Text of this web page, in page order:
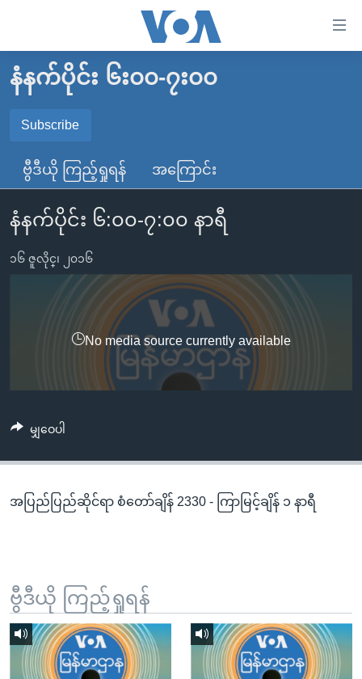
လွယ်ကူ
စေ
သည့်
Link
များ
ပင်မ
အကြောင်းအရာ
သို့
သို့
ရန်
သို့
ကျော်
ရန်
မူလစာမျက်နှာ
နိုင်ငံတကာ
တရုတ်
အစ္စရေး-ပါလက်စတိုင်း
ဗွီဒီယို
ရပ်ဝန်းတခု လမ်းတခု အလွန်
အင်္ဂလိပ်စာလေ့လာမယ်
အမေရိကန်သုံးအီဒီယံ
မကြေးမုံရဲ့ အင်္ဂလိပ်စာ
ရုပ်ရှင်ထဲက အင်္ဂလိပ်စာ
သုတပဒေသာ အင်္ဂလိပ်စာ
အပတ်စဉ်ကဏ္ဍများ
ရေဒီယိုနှင့်ရုပ်သံ အချက်အလက်များ
ရေဒီယို/တီဗွီအစီအစဉ်
Learning English
ဗွီအိုအေ လူမှုကွန်ယက်များ
ဘာသာစကားများ
နံနက်ပိုင်း ၆း၀၀-၇း၀၀
Subscribe
Spotify
ရယူရန်
ဗွီဒီယို ကြည့်ရှုရန် အကြောင်း
နံနက်ပိုင်း ၆:၀၀-၇:၀၀ နာရီ
၁၆ ဇူလိုင္၊ ၂၀၁၆
No media source currently available
မျှဝေပါ
အပြည်ပြည်ဆိုင်ရာ စံတော်ချိန် 2330 - ကြာမြင့်ချိန် ၁ နာရီ
ဗွီဒီယို ကြည့်ရှုရန်